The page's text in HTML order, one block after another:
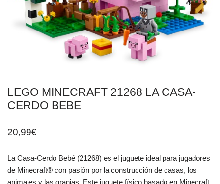
LEGO MINECRAFT 21268 LA CASA-
CERDO BEBE
20,99€
La Casa-Cerdo Bebé (21268) es el juguete ideal para jugadores
de Minecraft® con pasión por la construcción de casas, los
animales y las granjas. Este juguete físico basado en Minecraft